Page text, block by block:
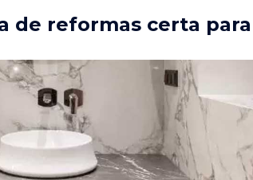
de reformas certa para